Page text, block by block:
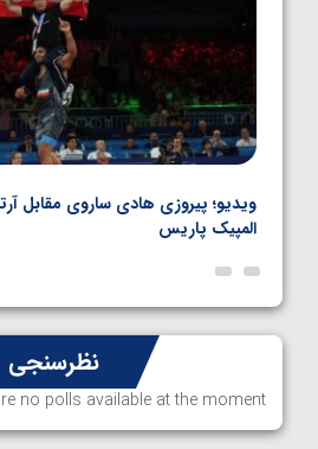
ویدیو؛ پیروزی هادی ساروی مقابل
المپیک پاریس
نظرسنجی
no polls available at the moment.